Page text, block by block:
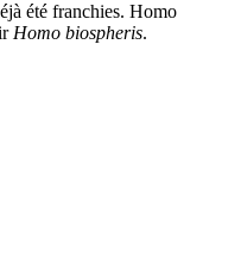
été franchies. Homo
Homo biospheris.